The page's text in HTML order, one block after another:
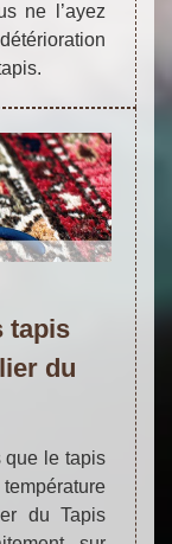
ne l’ayez
tapis
du
que le tapis
du Tapis